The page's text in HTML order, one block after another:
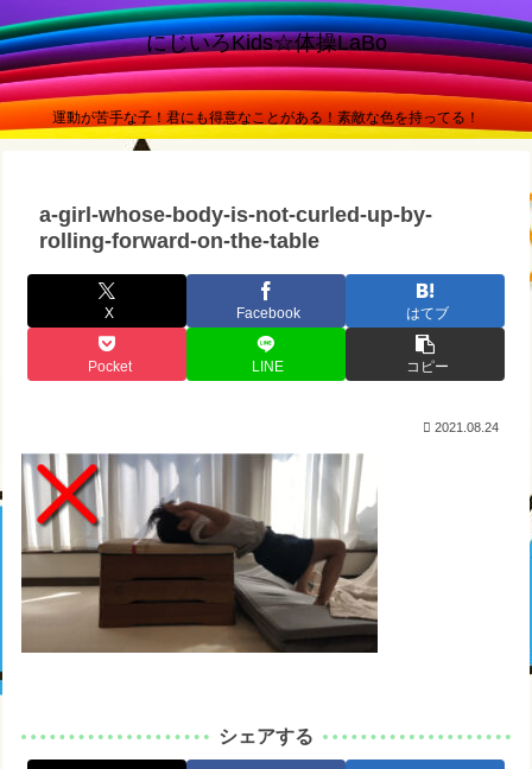
にじいろKids☆体操LaBo
運動が苦手な子！君にも得意なことがある！素敵な色を持ってる！
a-girl-whose-body-is-not-curled-up-by-
rolling-forward-on-the-table
X Facebook はてブ
Pocket LINE コピー
2021.08.24
シェアする